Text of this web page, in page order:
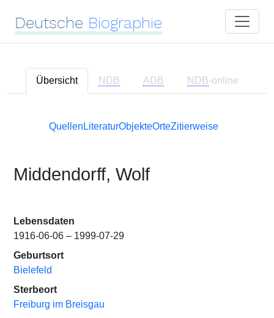
Deutsche Biographie
Übersicht NDB ADB NDB-online
Quellen LiteraturObjekteOrteZitierweise
Middendorff, Wolf
Lebensdaten
1916-06-06 – 1999-07-29
Geburtsort
Bielefeld
Sterbeort
Freiburg im Breisgau